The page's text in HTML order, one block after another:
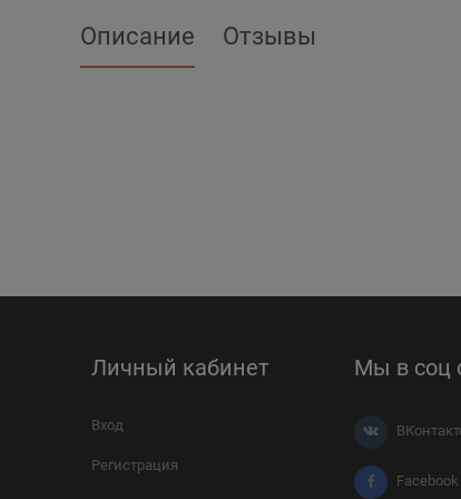
Описание Отзывы
Личный кабинет
Вход
Регистрация
Мы в соц
Facebook